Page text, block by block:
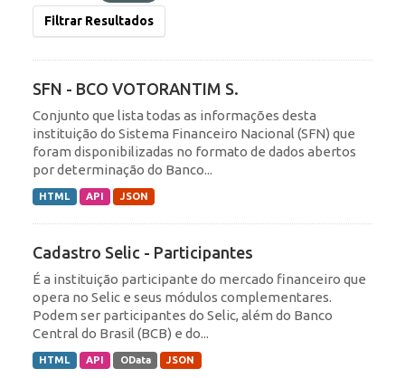
Filtrar Resultados
SFN - BCO VOTORANTIM S.
Conjunto que lista todas as informações desta
instituição do Sistema Financeiro Nacional (SFN) que
foram disponibilizadas no formato de dados abertos
por determinação do Banco...
HTML API JSON
Cadastro Selic - Participantes
É a instituição participante do mercado financeiro que
opera no Selic e seus módulos complementares.
Podem ser participantes do Selic, além do Banco
Central do Brasil (BCB) e do...
HTML API OData JSON